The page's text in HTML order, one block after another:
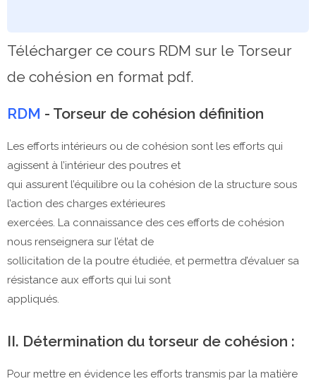
Télécharger ce cours RDM sur le Torseur
de cohésion en format pdf.
RDM - Torseur de cohésion définition
Les efforts intérieurs ou de cohésion sont les efforts qui
agissent à l’intérieur des poutres et
qui assurent l’équilibre ou la cohésion de la structure sous
l’action des charges extérieures
exercées. La connaissance des ces efforts de cohésion
nous renseignera sur l’état de
sollicitation de la poutre étudiée, et permettra d’évaluer sa
résistance aux efforts qui lui sont
appliqués.
II. Détermination du torseur de cohésion :
Pour mettre en évidence les efforts transmis par la matière